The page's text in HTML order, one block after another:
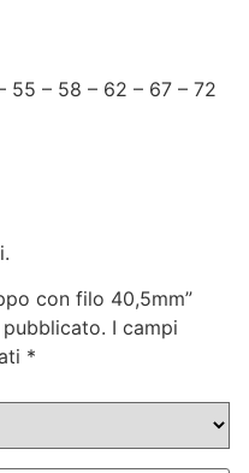
55 – 58 – 62 – 67 – 72
con filo 40,5mm”
I campi
*